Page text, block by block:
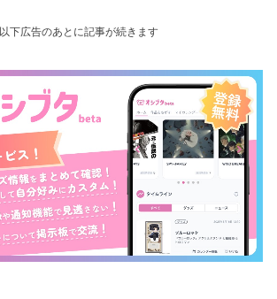
以下広告のあとに記事が続きます